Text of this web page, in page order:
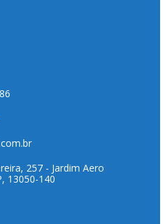
257 - Jardim Aero
13050-140